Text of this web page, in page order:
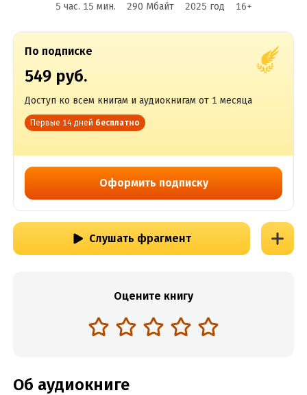
5 час. 15 мин. 290 Мбайт 2025 год 16+
По подписке
549 руб.
Доступ ко всем книгам и аудиокнигам от 1 месяца
Первые 14 дней бесплатно
Оформить подписку
Слушать фрагмент
Оцените книгу
Об аудиокниге